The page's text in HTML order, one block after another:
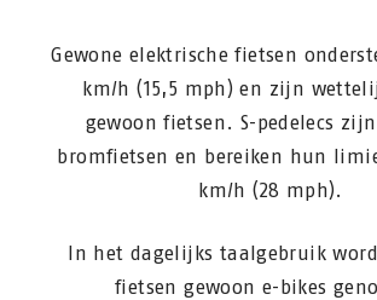
Gewone elektrische fietsen
km/h (15,5 mph) en zijn
gewoon fietsen. S-pedelecs
bromfietsen en bereiken hun
km/h (28 mph).
In het dagelijks taalgebruik
fietsen gewoon e-bikes